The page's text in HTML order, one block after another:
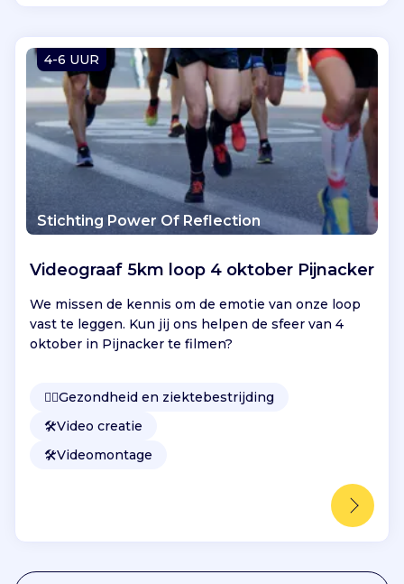
4-6 UUR
Stichting Power Of Reflection
Videograaf 5km loop 4 oktober Pijnacker
We missen de kennis om de emotie van onze loop
vast te leggen. Kun jij ons helpen de sfeer van 4
oktober in Pijnacker te filmen?
👩‍⚕️Gezondheid en ziektebestrijding
🛠️Video creatie
🛠️Videomontage